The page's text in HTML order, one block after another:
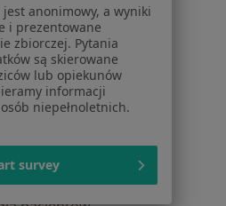
pacjentów
Lekarze
medyczne
i odpowiedzi
i zabiegi
Pomoc
mobilne
jest anonimowy, a wyniki
i prezentowane
zbiorczej. Pytania
są skierowane
lub opiekunów
informacji
niepełnoletnich.
survey